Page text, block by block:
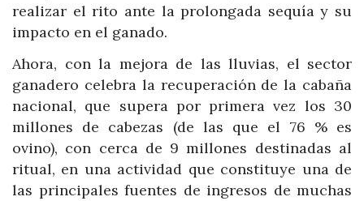
realizar el rito ante la prolongada sequía y su
impacto en el ganado.
Ahora, con la mejora de las lluvias, el sector
ganadero celebra la recuperación de la cabaña
nacional, que supera por primera vez los 30
millones de cabezas (de las que el 76 % es
ovino), con cerca de 9 millones destinadas al
ritual, en una actividad que constituye una de
las principales fuentes de ingresos de muchas